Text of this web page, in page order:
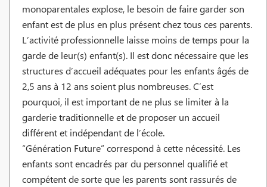
monoparentales explose, le besoin de faire garder son
enfant est de plus en plus présent chez tous ces parents.
L’activité professionnelle laisse moins de temps pour la
garde de leur(s) enfant(s). Il est donc nécessaire que les
structures d’accueil adéquates pour les enfants âgés de
2,5 ans à 12 ans soient plus nombreuses. C’est
pourquoi, il est important de ne plus se limiter à la
garderie traditionnelle et de proposer un accueil
différent et indépendant de l’école.
“Génération Future” correspond à cette nécessité. Les
enfants sont encadrés par du personnel qualifié et
compétent de sorte que les parents sont rassurés de